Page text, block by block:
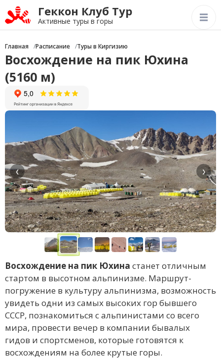
Геккон Клуб Тур
Активные туры в горы
Главная Расписание Туры в Киргизию
Восхождение на пик Юхина
(5160 м)
❮ ❯
Восхождение на пик Юхина станет отличным
стартом в высотном альпинизме. Маршрут-
погружение в культуру альпинизма, возможность
увидеть одни из самых высоких гор бывшего
СССР, познакомиться с альпинистами со всего
мира, провести вечер в компании бывалых
гидов и спортсменов, которые готовятся к
восхождениям на более крутые горы.